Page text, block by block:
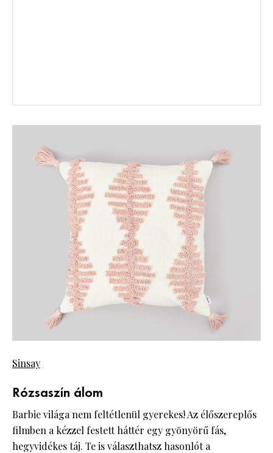
Sinsay
Rózsaszín álom
Barbie világa nem feltétlenül gyerekes! Az élőszereplős
filmben a kézzel festett háttér egy gyönyörű fás,
hegyvidékes táj. Te is választhatsz hasonlót a